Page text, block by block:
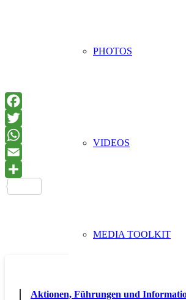
PHOTOS
VIDEOS
MEDIA TOOLKIT
Aktionen, Führungen und